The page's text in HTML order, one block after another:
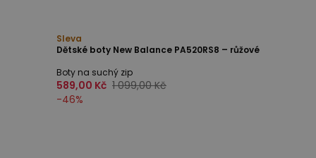
Sleva
Dětské boty New Balance PA520RS8 – růžové
Boty na suchý zip
589,00 Kč 1 099,00 Kč
-46%